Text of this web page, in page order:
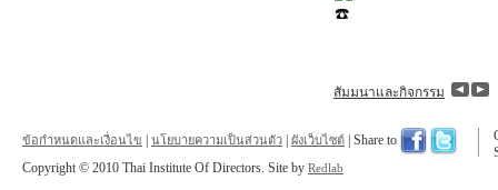
สัมมนาและกิจกรรม
ข้อกำหนดและเงื่อนไข | นโยบายความเป็นส่วนตัว | ผังเว็บไซต์ | Share to
Copyright © 2010 Thai Institute Of Directors. Site by Redlab